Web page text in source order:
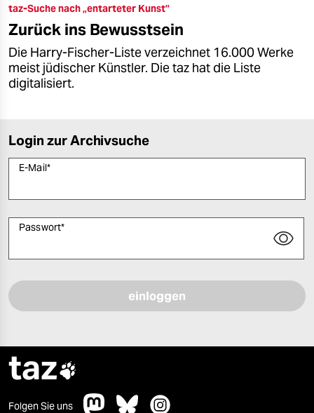
taz-Suche nach „entarteter Kunst”
Zurück ins Bewusstsein
Die Harry-Fischer-Liste verzeichnet 16.000 Werke
meist jüdischer Künstler. Die taz hat die Liste
digitalisiert.
Login zur Archivsuche
E-Mail*
Passwort*
taz
Folgen Sie uns